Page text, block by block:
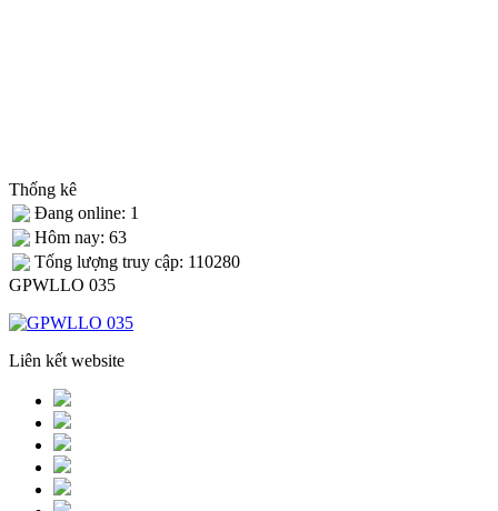
Thống kê
Đang online: 1
Hôm nay: 63
Tống lượng truy cập: 110280
GPWLLO 035
Liên kết website